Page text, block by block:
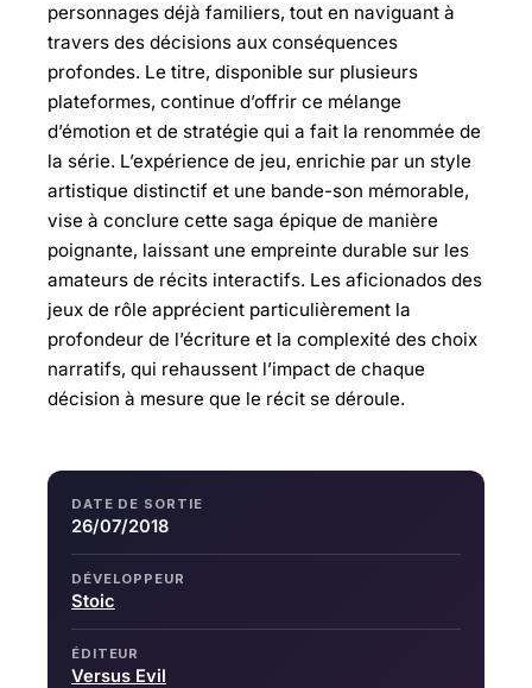
personnages déjà familiers, tout en naviguant à
travers des décisions aux conséquences
profondes. Le titre, disponible sur plusieurs
plateformes, continue d’offrir ce mélange
d’émotion et de stratégie qui a fait la renommée de
la série. L’expérience de jeu, enrichie par un style
artistique distinctif et une bande-son mémorable,
vise à conclure cette saga épique de manière
poignante, laissant une empreinte durable sur les
amateurs de récits interactifs. Les aficionados des
jeux de rôle apprécient particulièrement la
profondeur de l’écriture et la complexité des choix
narratifs, qui rehaussent l’impact de chaque
décision à mesure que le récit se déroule.
DATE DE SORTIE
26/07/2018
DÉVELOPPEUR
Stoic
ÉDITEUR
Versus Evil